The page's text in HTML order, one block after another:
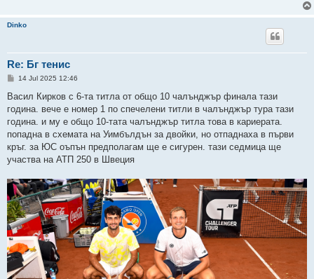
Dinko
Re: Бг тенис
P
s
14 Jul 2025 12:46
Васил Кирков с 6-та титла от общо 10 чалънджър финала тази
година. вече е номер 1 по спечелени титли в чалънджър тура тази
година. и му е общо 10-тата чалънджър титла това в кариерата.
попадна в схемата на Уимбълдън за двойки, но отпаднаха в първи
кръг. за ЮС оъпън предполагам ще е сигурен. тази седмица ще
участва на АТП 250 в Швеция